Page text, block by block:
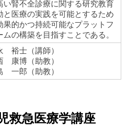
い腎不全診療に関する研究教育
と医療の実践を可能とするため
果的かつ持続可能なプラットフ
ムの構築を目指すことである。
裕士（講師）
康博（助教）
一郎（助教）
救急医療学講座